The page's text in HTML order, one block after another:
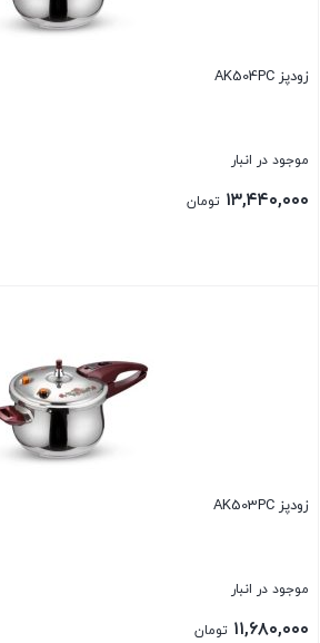
زودپز AK504PC
موجود در انبار
۱۳,۴۴۰,۰۰۰ تومان
زودپز AK503PC
موجود در انبار
۱۱,۶۸۰,۰۰۰ تومان